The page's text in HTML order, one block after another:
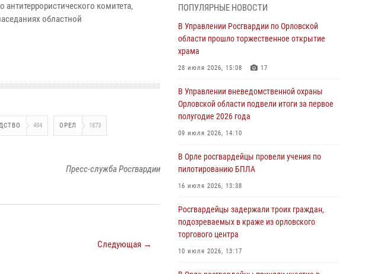
комитета,
областной
494 ОРЕЛ 1873
Пресс-служба Росгвардии
Следующая →
За месяц росгвардейцы приняли от граждан
более 800 заявлений о предоставлении
госуслуг
Росгвардейцы обеспечили безопасность во
время празднования Дня ВДВ
03 августа 2026, 14:23
В Орле росгвардейцы приняли участие в
учениях на избирательном участке
31 июля 2026, 13:21
Жительница Мценска сдала в Росгвардию
незарегистрированное ружьё
31 июля 2026, 13:16
ПОПУЛЯРНЫЕ НОВОСТИ
В Управлении Росгвардии по Орловской
области прошло торжественное открытие
храма
28 июля 2026, 15:08 17
В Управлении вневедомственной охраны
Орловской области подвели итоги за первое
полугодие 2026 года
09 июля 2026, 14:10
В Орле росгвардейцы провели учения по
пилотированию БПЛА
16 июля 2026, 13:38
Росгвардейцы задержали троих граждан,
подозреваемых в краже из орловского
торгового центра
10 июля 2026, 13:17